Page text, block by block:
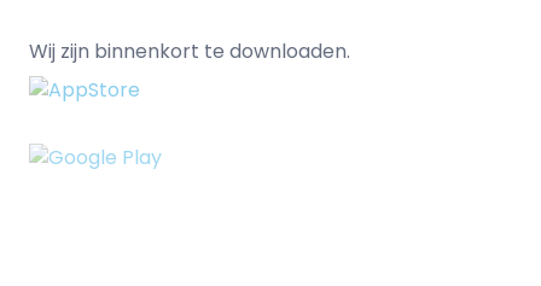
Wij zijn binnenkort te downloaden.